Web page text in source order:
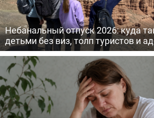
Небанальный отпуск 2026: куда
детьми без виз, толп туристов и